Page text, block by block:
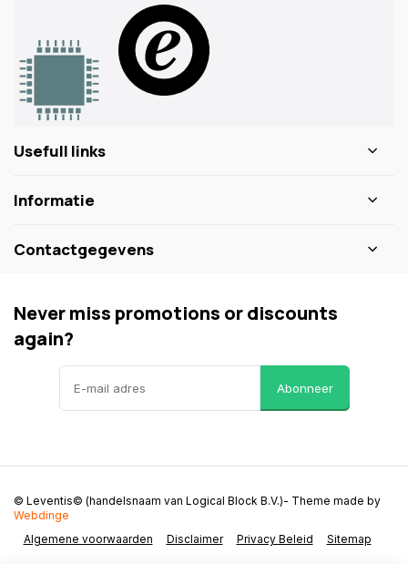
Usefull links
Informatie
Contactgegevens
Never miss promotions or discounts
again?
Abonneer
Algemene voorwaarden Disclaimer Privacy Beleid Sitemap
© Leventis© (handelsnaam van Logical Block B.V.)- Theme made by
Webdinge